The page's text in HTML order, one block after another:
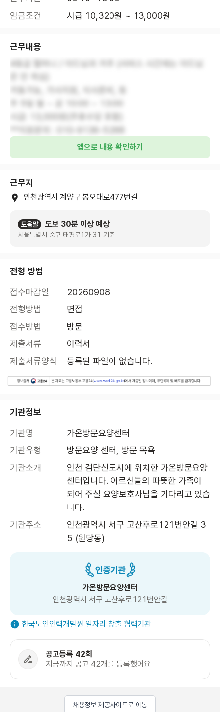
임금조건
시급 10,320원 ~ 13,000원
근무내용
앱으로 내용 확인하기
근무지
인천광역시 계양구 봉오대로477번길
도움말 도보 30분 이상 예상
서울특별시 중구 태평로1가 31 기준
전형 방법
접수마감일
20260908
전형방법
면접
접수방법
방문
제출서류
이력서
제출서류양식
등록된 파일이 없습니다.
기관정보
기관명
가온방문요양센터
기관유형
방문요양 센터, 방문 목욕
기관소개
인천 검단신도시에 위치한 가온방문요양
센터입니다. 어르신들의 따뜻한 가족이
되어 주실 요양보호사님을 기다리고 있습
니다.
기관주소
인천광역시 서구 고산후로121번안길 3
5 (원당동)
가온방문요양센터
인천광역시 서구 고산후로121번안길
한국노인인력개발원 일자리 창출 협력기관
공고등록 42회
지금까지 공고 42개를 등록했어요
채용정보 제공사이트로 이동